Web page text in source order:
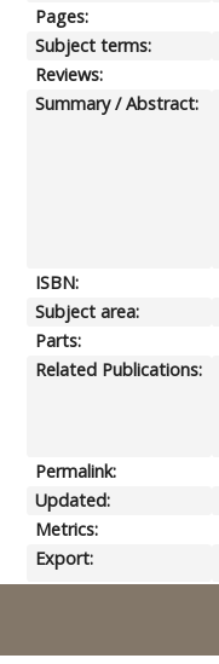
Pages:
Subject terms:
Reviews:
Summary / Abstract:
ISBN:
Subject area:
Parts:
Related Publications:
Permalink:
Updated:
Metrics:
Export: